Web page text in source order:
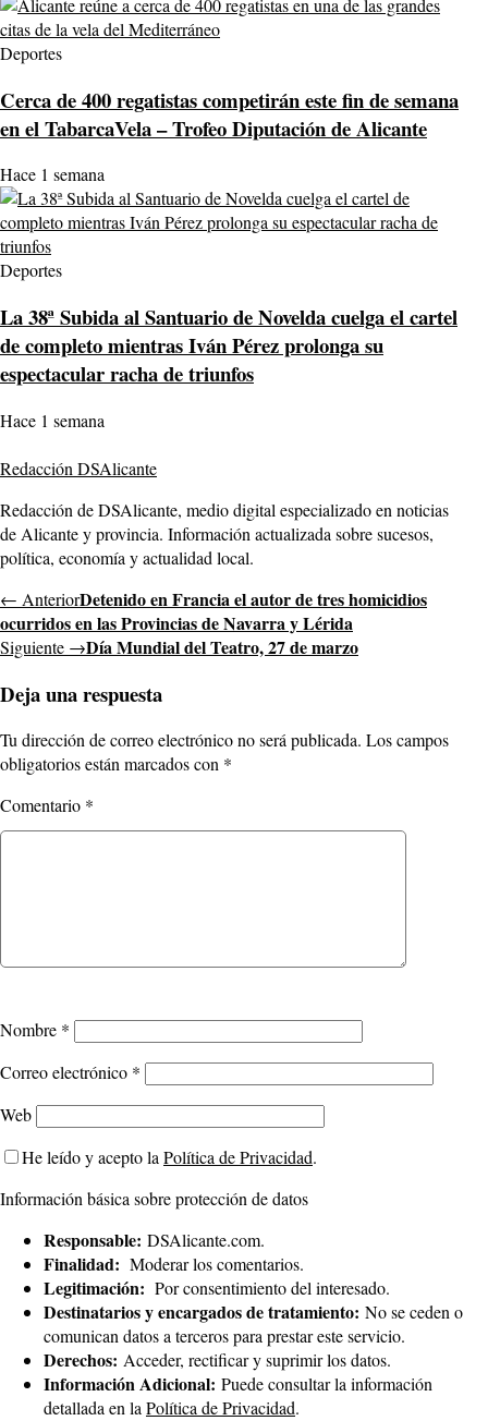
Deportes
Cerca de 400 regatistas competirán este fin de semana
en el TabarcaVela – Trofeo Diputación de Alicante
Hace 1 semana
Deportes
La 38ª Subida al Santuario de Novelda cuelga el cartel
de completo mientras Iván Pérez prolonga su
espectacular racha de triunfos
Hace 1 semana
Redacción DSAlicante
Redacción de DSAlicante, medio digital especializado en noticias
de Alicante y provincia. Información actualizada sobre sucesos,
política, economía y actualidad local.
← AnteriorDetenido en Francia el autor de tres homicidios
ocurridos en las Provincias de Navarra y Lérida
Siguiente →Día Mundial del Teatro, 27 de marzo
Deja una respuesta
Tu dirección de correo electrónico no será publicada. Los campos
obligatorios están marcados con *
Comentario *
Nombre *
Correo electrónico *
Web
He leído y acepto laPolítica de Privacidad.
Información básica sobre protección de datos
Responsable: DSAlicante.com.
Finalidad: Moderar los comentarios.
Legitimación: Por consentimiento del interesado.
Destinatarios y encargados de tratamiento: No se ceden o
comunican datos a terceros para prestar este servicio.
Derechos: Acceder, rectificar y suprimir los datos.
Información Adicional: Puede consultar la información
detallada en laPolítica de Privacidad.